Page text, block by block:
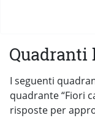
Quadranti
I seguenti
quadrante “Fiori
risposte per